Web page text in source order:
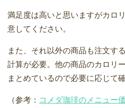
満足度は高いと思いますがカロ
意してください。
また、それ以外の商品も注文す
計算が必要。他の商品のカロリ
まとめているので必要に応じて
（参考： コメダ珈琲のメニュー